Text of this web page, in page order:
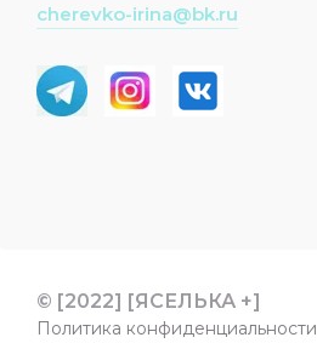
cherevko-irina@bk.ru
© [2022] [ЯСЕЛЬКА +]
Политика конфиденциальности